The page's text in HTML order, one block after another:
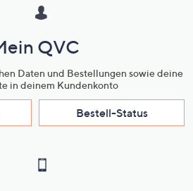
QVC
Daten und Bestellungen sowie deine
in deinem Kundenkonto
Bestell-Status